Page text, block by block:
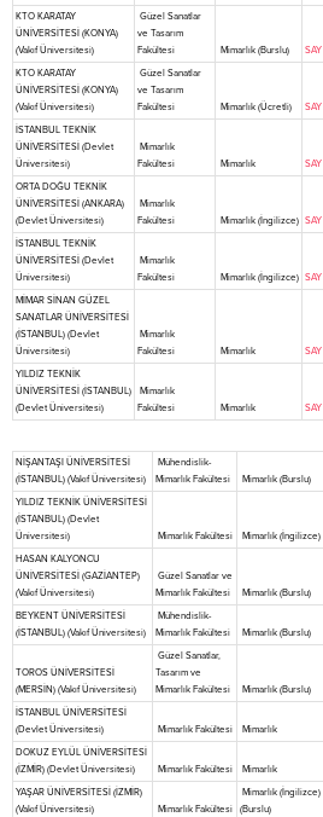
KTO KARATAY
ÜNİVERSİTESİ (KONYA)
(Vakıf Üniversitesi)
Güzel Sanatlar
ve Tasarım
Fakültesi
Mimarlık (Burslu) SAY
KTO KARATAY
ÜNİVERSİTESİ (KONYA)
(Vakıf Üniversitesi)
Güzel Sanatlar
ve Tasarım
Fakültesi
Mimarlık (Ücretli) SAY
İSTANBUL TEKNİK
ÜNİVERSİTESİ (Devlet
Üniversitesi)
Mimarlık
Fakültesi
Mimarlık SAY
ORTA DOĞU TEKNİK
ÜNİVERSİTESİ (ANKARA)
(Devlet Üniversitesi)
Mimarlık
Fakültesi
Mimarlık (İngilizce) SAY
İSTANBUL TEKNİK
ÜNİVERSİTESİ (Devlet
Üniversitesi)
Mimarlık
Fakültesi
Mimarlık (İngilizce) SAY
MİMAR SİNAN GÜZEL
SANATLAR ÜNİVERSİTESİ
(İSTANBUL) (Devlet
Üniversitesi)
Mimarlık
Fakültesi
Mimarlık SAY
YILDIZ TEKNİK
ÜNİVERSİTESİ (İSTANBUL)
(Devlet Üniversitesi)
Mimarlık
Fakültesi
Mimarlık SAY
NİŞANTAŞI ÜNİVERSİTESİ
(İSTANBUL) (Vakıf Üniversitesi)
Mühendislik-
Mimarlık Fakültesi
Mimarlık (Burslu)
YILDIZ TEKNİK ÜNİVERSİTESİ
(İSTANBUL) (Devlet
Üniversitesi)
Mimarlık Fakültesi Mimarlık (İngilizce)
HASAN KALYONCU
ÜNİVERSİTESİ (GAZİANTEP)
(Vakıf Üniversitesi)
Güzel Sanatlar ve
Mimarlık Fakültesi
Mimarlık (Burslu)
BEYKENT ÜNİVERSİTESİ
(İSTANBUL) (Vakıf Üniversitesi)
Mühendislik-
Mimarlık Fakültesi
Mimarlık (Burslu)
TOROS ÜNİVERSİTESİ
(MERSİN) (Vakıf Üniversitesi)
Güzel Sanatlar,
Tasarım ve
Mimarlık Fakültesi
Mimarlık (Burslu)
İSTANBUL ÜNİVERSİTESİ
(Devlet Üniversitesi)
Mimarlık Fakültesi Mimarlık
DOKUZ EYLÜL ÜNİVERSİTESİ
(İZMİR) (Devlet Üniversitesi)
Mimarlık Fakültesi Mimarlık
YAŞAR ÜNİVERSİTESİ (İZMİR)
(Vakıf Üniversitesi)
Mimarlık Fakültesi
Mimarlık (İngilizce)
(Burslu)